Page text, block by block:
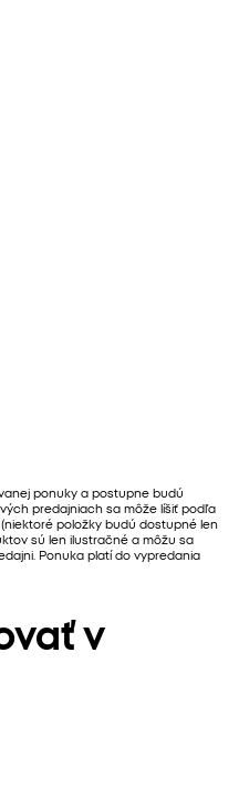
ponuky a postupne budú
predajniach sa môže líšiť podľa
položky budú dostupné len
sú len ilustračné a môžu sa
Ponuka platí do vypredania
v